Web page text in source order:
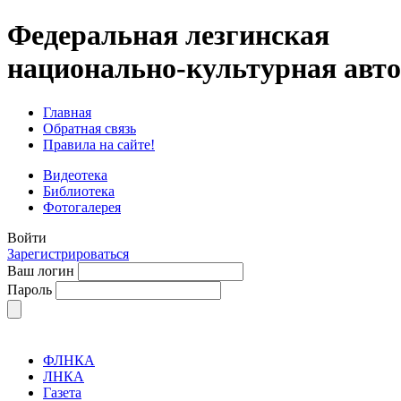
Федеральная лезгинская
национально-культурная
Главная
Обратная связь
Правила на сайте!
Видеотека
Библиотека
Фотогалерея
Войти
Зарегистрироваться
Ваш логин
Пароль
ФЛНКА
ЛНКА
Газета